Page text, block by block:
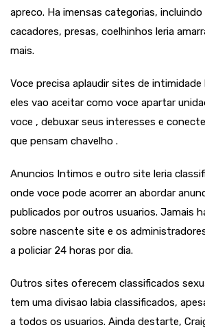
apreco. Ha imensas categorias,
cacadores, presas, coelhinhos leria
mais.
Voce precisa aplaudir sites de
eles vao aceitar como voce apartar
voce , debuxar seus interesses e
que pensam chavelho .
Anuncios Intimos e outro site leria
onde voce pode acorrer an abordar
publicados por outros usuarios. Jamais
sobre nascente site e os
a policiar 24 horas por dia.
Outros sites oferecem classificados
tem uma divisao labia classificados,
a todos os usuarios. Ainda destarte,